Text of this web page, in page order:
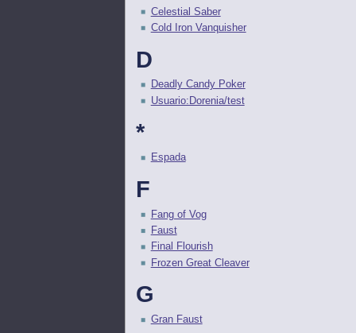
Celestial Saber
Cold Iron Vanquisher
D
Deadly Candy Poker
Usuario:Dorenia/test
*
Espada
F
Fang of Vog
Faust
Final Flourish
Frozen Great Cleaver
G
Gran Faust